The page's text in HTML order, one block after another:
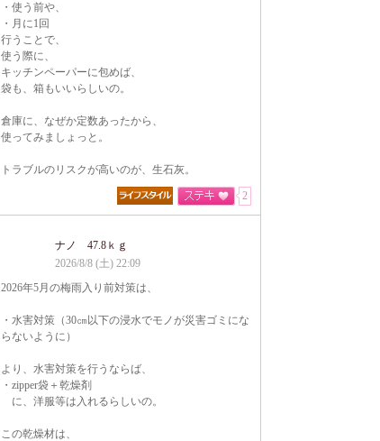
・使う前や、
・月に1回
行うことで、
使う際に、
キッチンペーパーに包めば、
袋も、箱もいいらしいの。
倉庫に、なぜか定数あったから、
使ってみましょっと。
トラブルのリスクが高いのが、生石灰。
2
ナノ 47.8ｋｇ
2026/8/8 (土) 22:09
2026年5月の梅雨入り前対策は、
・水害対策（30㎝以下の浸水でモノが災害ゴミにな
らないように）
より、水害対策を行うならば、
・zipper袋＋乾燥剤
に、洋服等は入れるらしいの。
この乾燥材は、